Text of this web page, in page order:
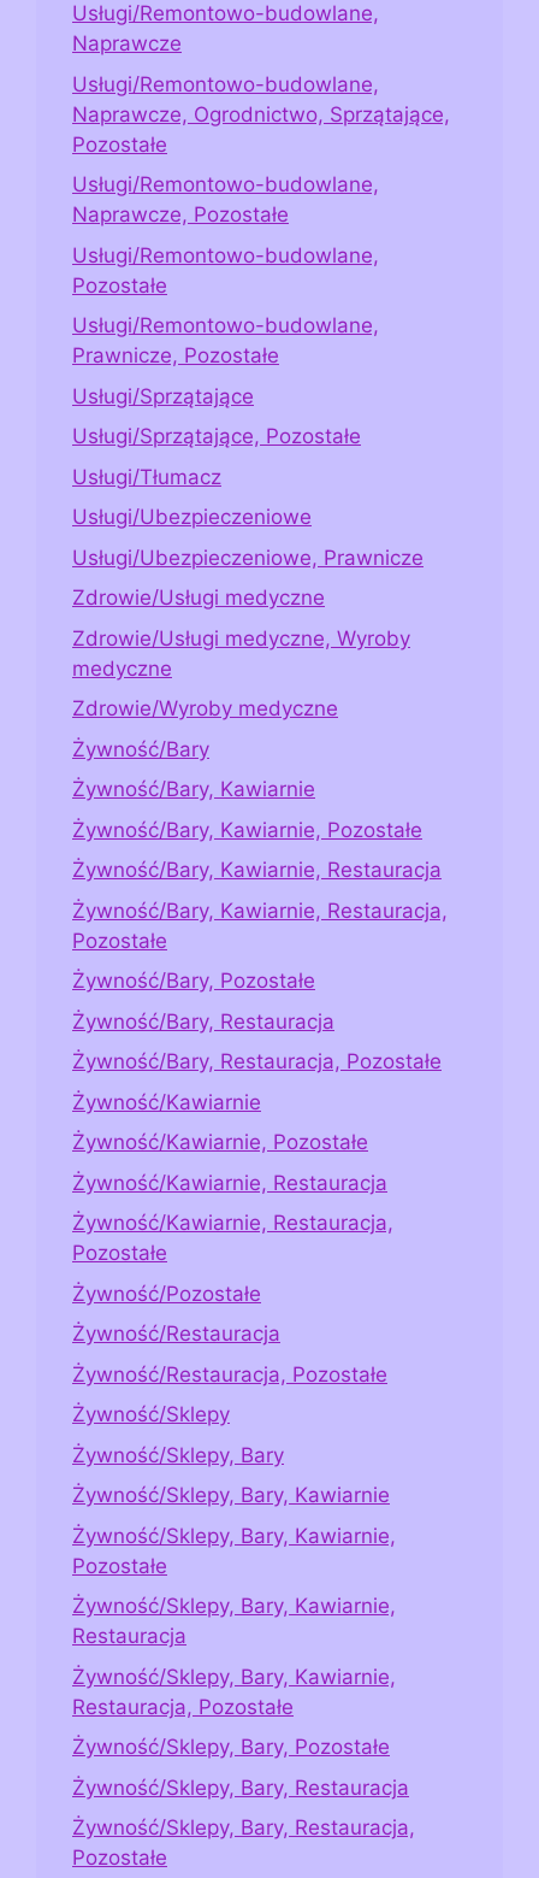
Usługi/Remontowo-budowlane,
Naprawcze
Usługi/Remontowo-budowlane,
Naprawcze, Ogrodnictwo, Sprzątające,
Pozostałe
Usługi/Remontowo-budowlane,
Naprawcze, Pozostałe
Usługi/Remontowo-budowlane,
Pozostałe
Usługi/Remontowo-budowlane,
Prawnicze, Pozostałe
Usługi/Sprzątające
Usługi/Sprzątające, Pozostałe
Usługi/Tłumacz
Usługi/Ubezpieczeniowe
Usługi/Ubezpieczeniowe, Prawnicze
Zdrowie/Usługi medyczne
Zdrowie/Usługi medyczne, Wyroby
medyczne
Zdrowie/Wyroby medyczne
Żywność/Bary
Żywność/Bary, Kawiarnie
Żywność/Bary, Kawiarnie, Pozostałe
Żywność/Bary, Kawiarnie, Restauracja
Żywność/Bary, Kawiarnie, Restauracja,
Pozostałe
Żywność/Bary, Pozostałe
Żywność/Bary, Restauracja
Żywność/Bary, Restauracja, Pozostałe
Żywność/Kawiarnie
Żywność/Kawiarnie, Pozostałe
Żywność/Kawiarnie, Restauracja
Żywność/Kawiarnie, Restauracja,
Pozostałe
Żywność/Pozostałe
Żywność/Restauracja
Żywność/Restauracja, Pozostałe
Żywność/Sklepy
Żywność/Sklepy, Bary
Żywność/Sklepy, Bary, Kawiarnie
Żywność/Sklepy, Bary, Kawiarnie,
Pozostałe
Żywność/Sklepy, Bary, Kawiarnie,
Restauracja
Żywność/Sklepy, Bary, Kawiarnie,
Restauracja, Pozostałe
Żywność/Sklepy, Bary, Pozostałe
Żywność/Sklepy, Bary, Restauracja
Żywność/Sklepy, Bary, Restauracja,
Pozostałe